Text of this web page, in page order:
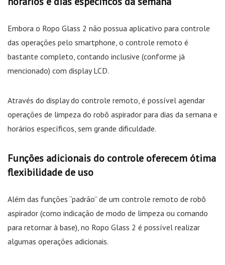
Embora o Ropo Glass 2 não possua aplicativo para controle
das operações pelo smartphone, o controle remoto é
bastante completo, contando inclusive (conforme já
mencionado) com display LCD.
Através do display do controle remoto, é possível agendar
operações de limpeza do robô aspirador para dias da semana e
horários específicos, sem grande dificuldade.
Funções adicionais do controle oferecem ótima
flexibilidade de uso
Além das funções “padrão” de um controle remoto de robô
aspirador (como indicação de modo de limpeza ou comando
para retornar à base), no Ropo Glass 2 é possível realizar
algumas operações adicionais.